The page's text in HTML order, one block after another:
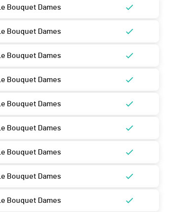
Le Bouquet Dames
Le Bouquet Dames
Le Bouquet Dames
Le Bouquet Dames
Le Bouquet Dames
Le Bouquet Dames
Le Bouquet Dames
Le Bouquet Dames
Le Bouquet Dames